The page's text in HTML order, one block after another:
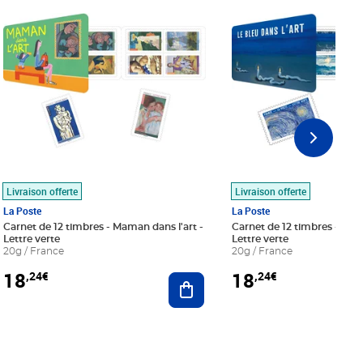
au panier
Livraison offerte
La Poste
Carnet de 12 timbres - Maman dans l'art -
Lettre verte
20g / France
18,24€ Ajouter au panier
Livraison offerte
La Poste
Carnet de 12 timbres - Le
Lettre verte
20g / France
18,24€